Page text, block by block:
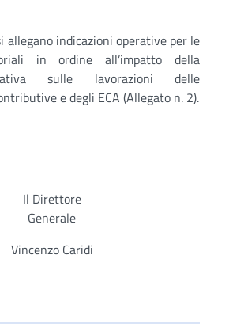
allegano indicazioni operative per le
in ordine all’impatto della
sulle lavorazioni delle
e degli ECA (Allegato n. 2).
Il Direttore
Generale
Vincenzo Caridi